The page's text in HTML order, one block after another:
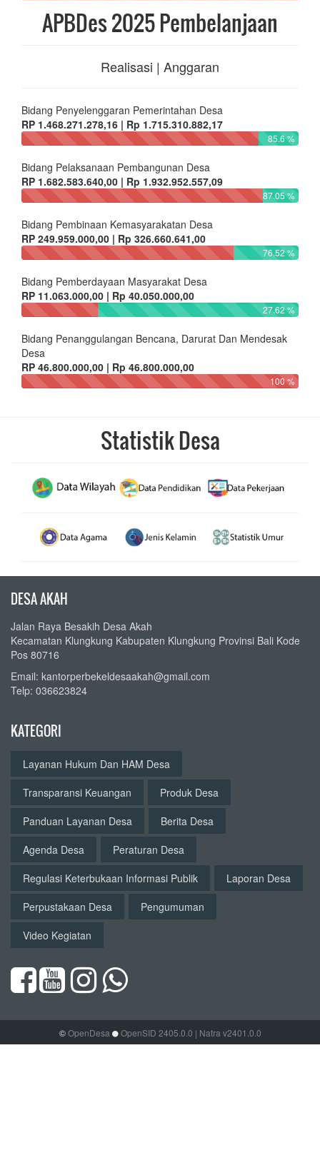
APBDes 2025 Pembelanjaan
Realisasi | Anggaran
Bidang Penyelenggaran Pemerintahan Desa
RP 1.468.271.278,16 | Rp 1.715.310.882,17
85.6 %
Bidang Pelaksanaan Pembangunan Desa
RP 1.682.583.640,00 | Rp 1.932.952.557,09
87.05 %
Bidang Pembinaan Kemasyarakatan Desa
RP 249.959.000,00 | Rp 326.660.641,00
76.52 %
Bidang Pemberdayaan Masyarakat Desa
RP 11.063.000,00 | Rp 40.050.000,00
27.62 %
Bidang Penanggulangan Bencana, Darurat Dan Mendesak
Desa
RP 46.800.000,00 | Rp 46.800.000,00
100 %
Statistik Desa
DESA AKAH
Jalan Raya Besakih Desa Akah
Kecamatan Klungkung Kabupaten Klungkung Provinsi Bali Kode
Pos 80716
Email: kantorperbekeldesaakah@gmail.com
Telp: 036623824
KATEGORI
Layanan Hukum Dan HAM Desa
Transparansi Keuangan
Produk Desa
Panduan Layanan Desa
Berita Desa
Agenda Desa
Peraturan Desa
Regulasi Keterbukaan Informasi Publik
Laporan Desa
Perpustakaan Desa
Pengumuman
Video Kegiatan
©OpenDesa OpenSID 2405.0.0 | Natra v2401.0.0